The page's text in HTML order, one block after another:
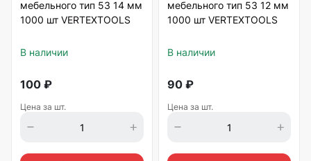
мебельного тип 53 14 мм
1000 шт VERTEXTOOLS
В наличии
100 ₽
Цена за шт.
мебельного тип 53 12 мм
1000 шт VERTEXTOOLS
В наличии
90 ₽
Цена за шт.